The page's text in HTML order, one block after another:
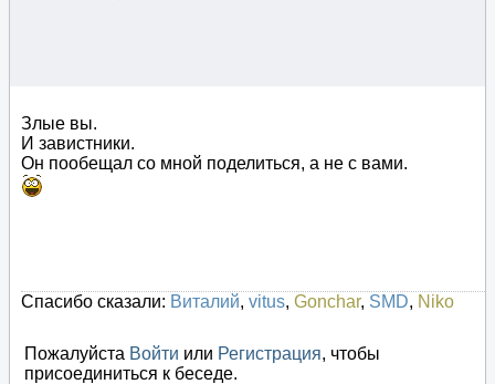
Злые вы.
И завистники.
Он пообещал со мной поделиться, а не с вами.
Спасибо сказали: Виталий, vitus, Gonchar, SMD, Niko
Пожалуйста Войти или Регистрация, чтобы
присоединиться к беседе.